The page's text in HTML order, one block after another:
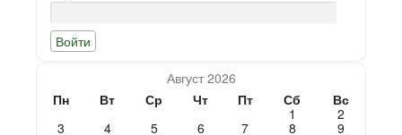
Август 2026
Пн
Вт Ср Чт Пт Сб
Вс
1
2
3
4 5 6 7 8
9